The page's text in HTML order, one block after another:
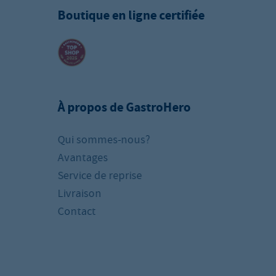
Boutique en ligne certifiée
À propos de GastroHero
Qui sommes-nous?
Avantages
Service de reprise
Livraison
Contact